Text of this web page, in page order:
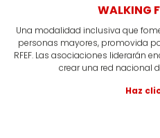
WALKING
Una modalidad inclusiva que
personas mayores, promovida
RFEF. Las asociaciones liderarán
crear una red nacional
Haz